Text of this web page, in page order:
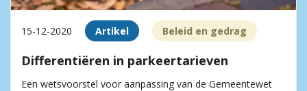
15-12-2020 Artikel Beleid en gedrag
Differentiëren in parkeertarieven
Een wetsvoorstel voor aanpassing van de Gemeentewet